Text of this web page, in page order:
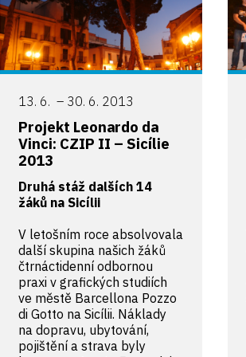
13. 6. – 30. 6. 2013
Projekt Leonardo da
Vinci: CZIP II – Sicílie
2013
Druhá stáž dalších 14
žáků na Sicílii
V letošním roce absolvovala
další skupina našich žáků
čtrnáctidenní odbornou
praxi v grafických studiích
ve městě Barcellona Pozzo
di Gotto na Sicílii. Náklady
na dopravu, ubytování,
pojištění a strava byly